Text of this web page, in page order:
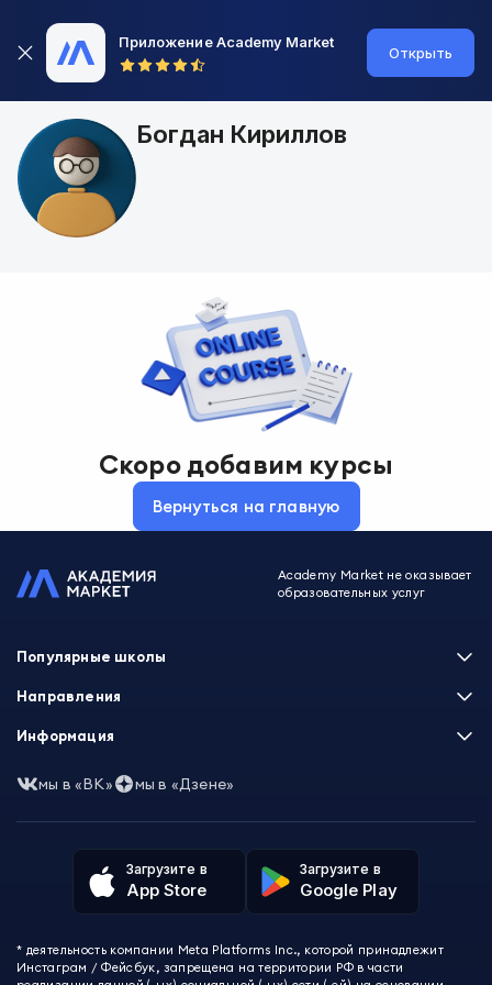
Приложение Academy Market
Открыть
Богдан Кириллов
Скоро добавим курсы
Вернуться на главную
Academy Market не оказывает
образовательных услуг
Загрузите в
App Store
Загрузите в
Google Play
* деятельность компании Meta Platforms Inc., которой принадлежит
Инстаграм / Фейсбук, запрещена на территории РФ в части
Популярные школы
Skillbox
XYZ School
Skillfactory
Talentsy
ProductStar
Бруноям
Направления
Программирование
Маркетинг
Аналитика
Другие профессии
Красота и здоровье
Для детей и подростков
Информация
Часто задаваемые вопросы
Пользовательское соглашение
Политика обработки данных
Избранные курсы
Акции и скидки
О проекте
Контакты
мы в «ВК» мы в «Дзене»